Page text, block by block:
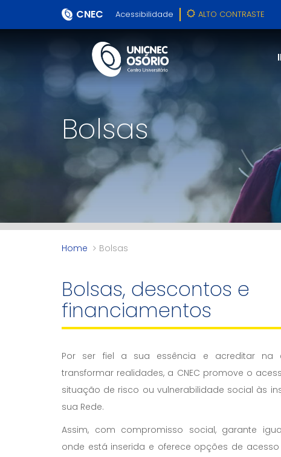
CNEC Acessibilidade ALTO CONTRASTE
Bolsas
Home Bolsas
Bolsas, descontos e
financiamentos
Por ser fiel a sua essência e acreditar na
transformar realidades, a CNEC promove o
situação de risco ou vulnerabilidade social às
sua Rede.
Assim, com compromisso social, garante
onde está inserida e oferece opções de